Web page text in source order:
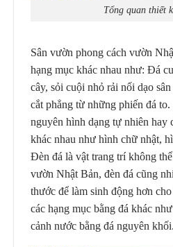
Tổng quan thiết
Sân vườn phong cách vườn
hạng mục khác nhau như: Đá
cây, sỏi cuội nhỏ rải nối dạo
cắt phẳng từ những phiến đá
nguyên hình dạng tự nhiên hay
khác nhau như hình chữ nhật,
Đèn đá là vật trang trí không
vườn Nhật Bản, đèn đá cũng
thước để làm sinh động hơn
các hạng mục bằng đá khác
cảnh nước bằng đá nguyên khối.